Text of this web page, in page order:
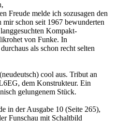
Freude melde ich sozusagen den
mir schon seit 1967 bewunderten
Kompakt-
von Funke. In
als schon recht selten
cool aus. Tribut an
dem Konstrukteur. Ein
gelungenem Stück.
in der Ausgabe 10 (Seite 265),
Funschau mit Schaltbild